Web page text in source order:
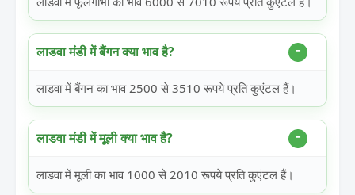
लाडवा मंडी में बैंगन क्या भाव है?
लाडवा में बैंगन का भाव 2500 से 3510 रूपये प्रति कुएंटल हैं।
लाडवा मंडी में मूली क्या भाव है?
लाडवा में मूली का भाव 1000 से 2010 रूपये प्रति कुएंटल हैं।